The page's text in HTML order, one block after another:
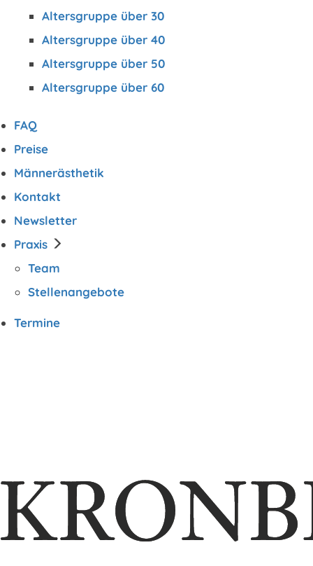
Altersgruppe über 30
Altersgruppe über 40
Altersgruppe über 50
Altersgruppe über 60
FAQ
Preise
Männerästhetik
Kontakt
Newsletter
Praxis
Team
Stellenangebote
Termine